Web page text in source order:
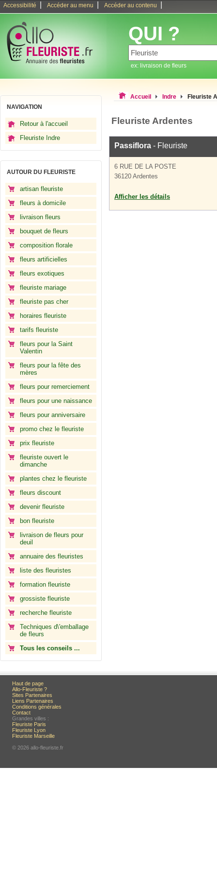
Accessibilité Accéder au menu Accéder au contenu
QUI ?
ex: livraison de fleurs
NAVIGATION
Retour à l'accueil
Fleuriste Indre
AUTOUR DU FLEURISTE
artisan fleuriste
fleurs à domicile
livraison fleurs
bouquet de fleurs
composition florale
fleurs artificielles
fleurs exotiques
fleuriste mariage
fleuriste pas cher
horaires fleuriste
tarifs fleuriste
fleurs pour la Saint
Valentin
fleurs pour la fête des
mères
fleurs pour remerciement
fleurs pour une naissance
fleurs pour anniversaire
promo chez le fleuriste
prix fleuriste
fleuriste ouvert le
dimanche
plantes chez le fleuriste
fleurs discount
devenir fleuriste
bon fleuriste
livraison de fleurs pour
deuil
annuaire des fleuristes
liste des fleuristes
formation fleuriste
grossiste fleuriste
recherche fleuriste
Techniques d\'emballage
de fleurs
Tous les conseils ...
Accueil Indre Fleuriste
Fleuriste Ardentes
Passiflora - Fleuriste
6 RUE DE LA POSTE
36120 Ardentes
Afficher les détails
Haut de page
Allo-Fleuriste ?
Sites Partenaires
Liens Partenaires
Conditions générales
Contact
Grandes villes :
Fleuriste Paris
Fleuriste Lyon
Fleuriste Marseille
© 2026 allo-fleuriste.fr